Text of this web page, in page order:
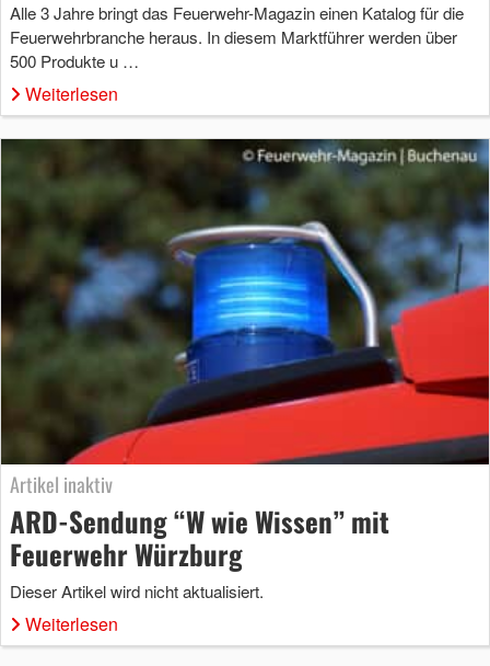
Alle 3 Jahre bringt das Feuerwehr-Magazin einen Katalog für die
Feuerwehrbranche heraus. In diesem Marktführer werden über
500 Produkte u …
Weiterlesen
Artikel inaktiv
ARD-Sendung “W wie Wissen” mit
Feuerwehr Würzburg
Dieser Artikel wird nicht aktualisiert.
Weiterlesen